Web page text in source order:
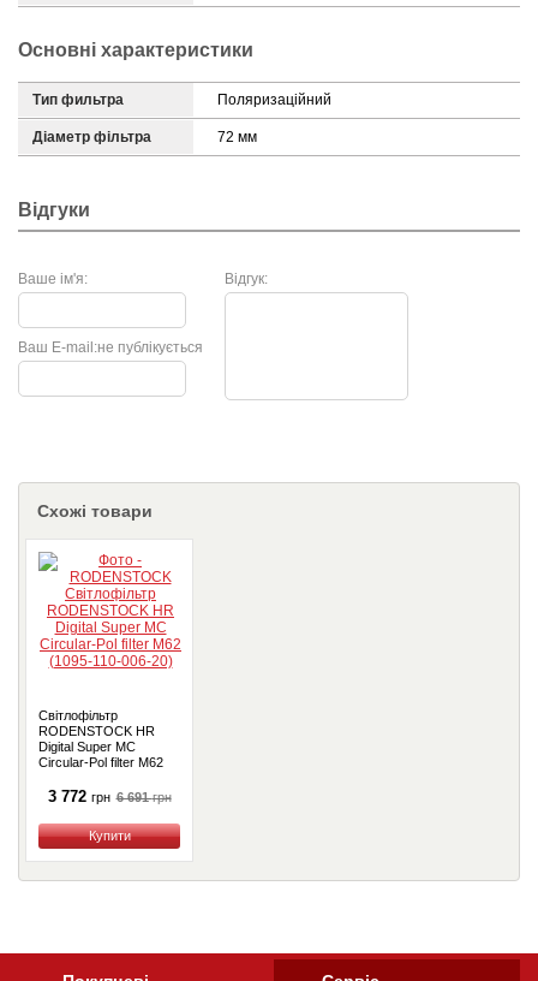
Основні характеристики
Тип фильтра Поляризаційний
Діаметр фільтра 72 мм
Відгуки
Ваше ім'я: Відгук:
не публікується
Ваш E-mail:
Схожі товари
Світлофільтр
RODENSTOCK HR
Digital Super MC
Circular-Pol filter M62
3 772 грн 6 691грн
Купити